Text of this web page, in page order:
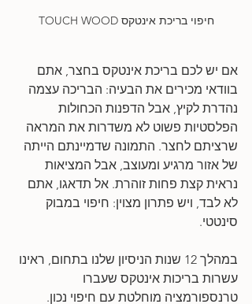
חיפוי בריכת אינטקס TOUCH WOOD
אם יש לכם בריכת אינטקס בחצר, אתם
בוודאי מכירים את הבעיה: הבריכה עצמה
נהדרת לקיץ, אבל הדפנות הכחולות
הפלסטיות פשוט לא משדרות את המראה
שרציתם לחצר. התמונה שדמיינתם הייתה
של אזור מרגיע ומעוצב, אבל המציאות
נראית קצת פחות זוהרת. אל תדאגו, אתם
לא לבד, ויש פתרון מצוין: חיפוי במבוק
סינטטי.
במהלך 12 שנות הניסיון שלנו בתחום, ראינו
עשרות בריכות אינטקס שעברו
טרנספורמציה מוחלטת עם חיפוי נכון.